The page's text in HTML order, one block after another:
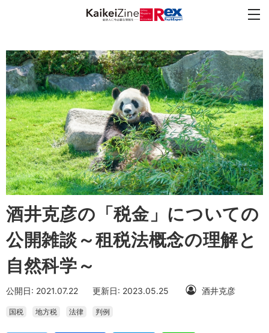
酒井克彦の「税金」についての
公開雑談～租税法概念の理解と
自然科学～
公開日: 2021.07.22 更新日: 2023.05.25 酒井克彦
国税 地方税 法律 判例